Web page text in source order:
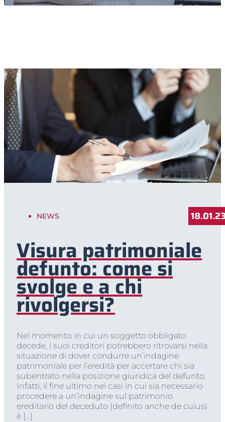
NEWS
Visura patrimoniale
defunto: come si
svolge e a chi
rivolgersi?
Nel momento in cui un soggetto obbligato
decede, i suoi creditori potrebbero ritrovarsi nella
situazione di dover condurre un’indagine
patrimoniale per l’eredità per accertare chi sia
subentrato nella posizione giuridica del defunto.
Infatti, il fine ultimo nei casi in cui sia necessario
procedere a un’indagine sul patrimonio
ereditario del deceduto (definito anche de cuius)
è […]